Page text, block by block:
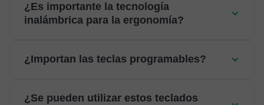
¿Es importante la tecnología
inalámbrica para la ergonomía?
¿Importan las teclas programables?
¿Se pueden utilizar estos teclados